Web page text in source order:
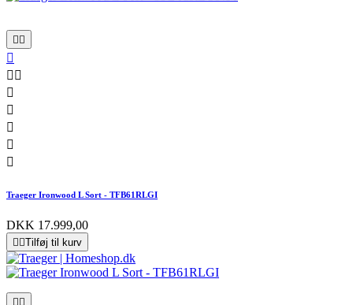


 





Traeger Ironwood L Sort - TFB61RLGI
DKK 17.999,00
 Tilføj til kurv
 